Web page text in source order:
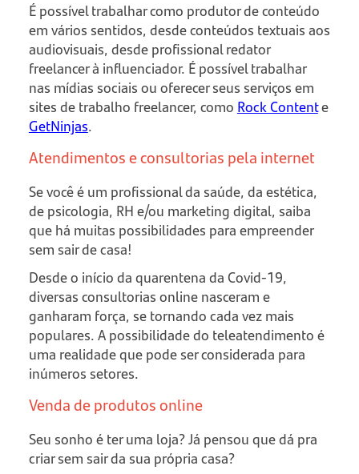
É possível trabalhar como produtor de conteúdo
em vários sentidos, desde conteúdos textuais aos
audiovisuais, desde profissional redator
freelancer à influenciador. É possível trabalhar
nas mídias sociais ou oferecer seus serviços em
sites de trabalho freelancer, como Rock Contente
GetNinjas.
Atendimentos e consultorias pela internet
Se você é um profissional da saúde, da estética,
de psicologia, RH e/ou marketing digital, saiba
que há muitas possibilidades para empreender
sem sair de casa!
Desde o início da quarentena da Covid-19,
diversas consultorias online nasceram e
ganharam força, se tornando cada vez mais
populares. A possibilidade do teleatendimento é
uma realidade que pode ser considerada para
inúmeros setores.
Venda de produtos online
Seu sonho é ter uma loja? Já pensou que dá pra
criar sem sair da sua própria casa?